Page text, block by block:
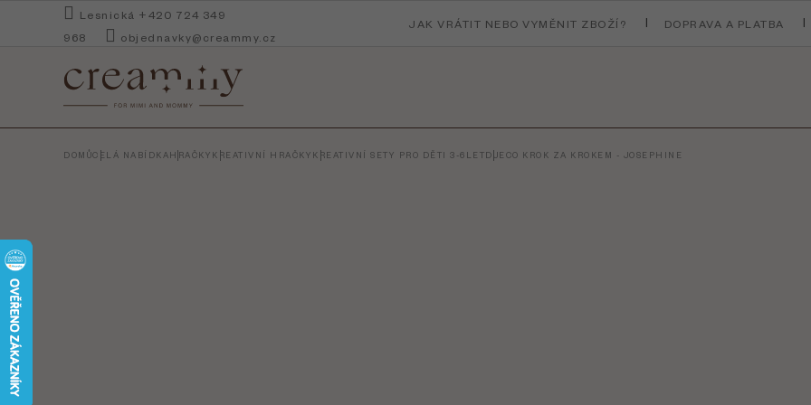
Lesnická +420 724 349
968
objednavky@creammy.cz
JAK VRÁTIT NEBO VYMĚNIT ZBOŽÍ? DOPRAVA A PLATBA
DOMŮCELÁ NABÍDKAHRAČKY KREATIVNÍ HRAČKY KREATIVNÍ SETY PRO DĚTI 3-6LETDJECO KROK ZA KROKEM - JOSEPHINE